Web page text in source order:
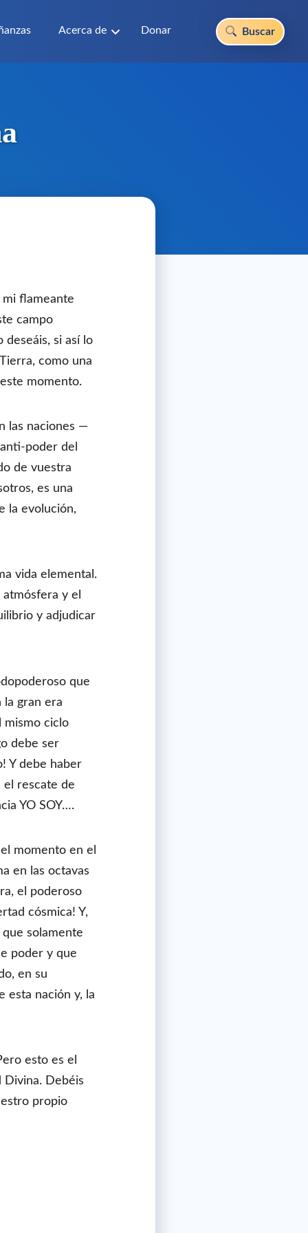
Acerca de Donar Buscar
flameante
campo
si así lo
como una
momento.
las naciones —
poder del
de vuestra
es una
la evolución,
vida elemental.
y el
y adjudicar
que
la gran era
mismo ciclo
debe ser
Y debe haber
el rescate de
YO SOY….
momento en el
en las octavas
el poderoso
cósmica! Y,
solamente
poder y que
en su
esta nación y, la
esto es el
Divina. Debéis
propio